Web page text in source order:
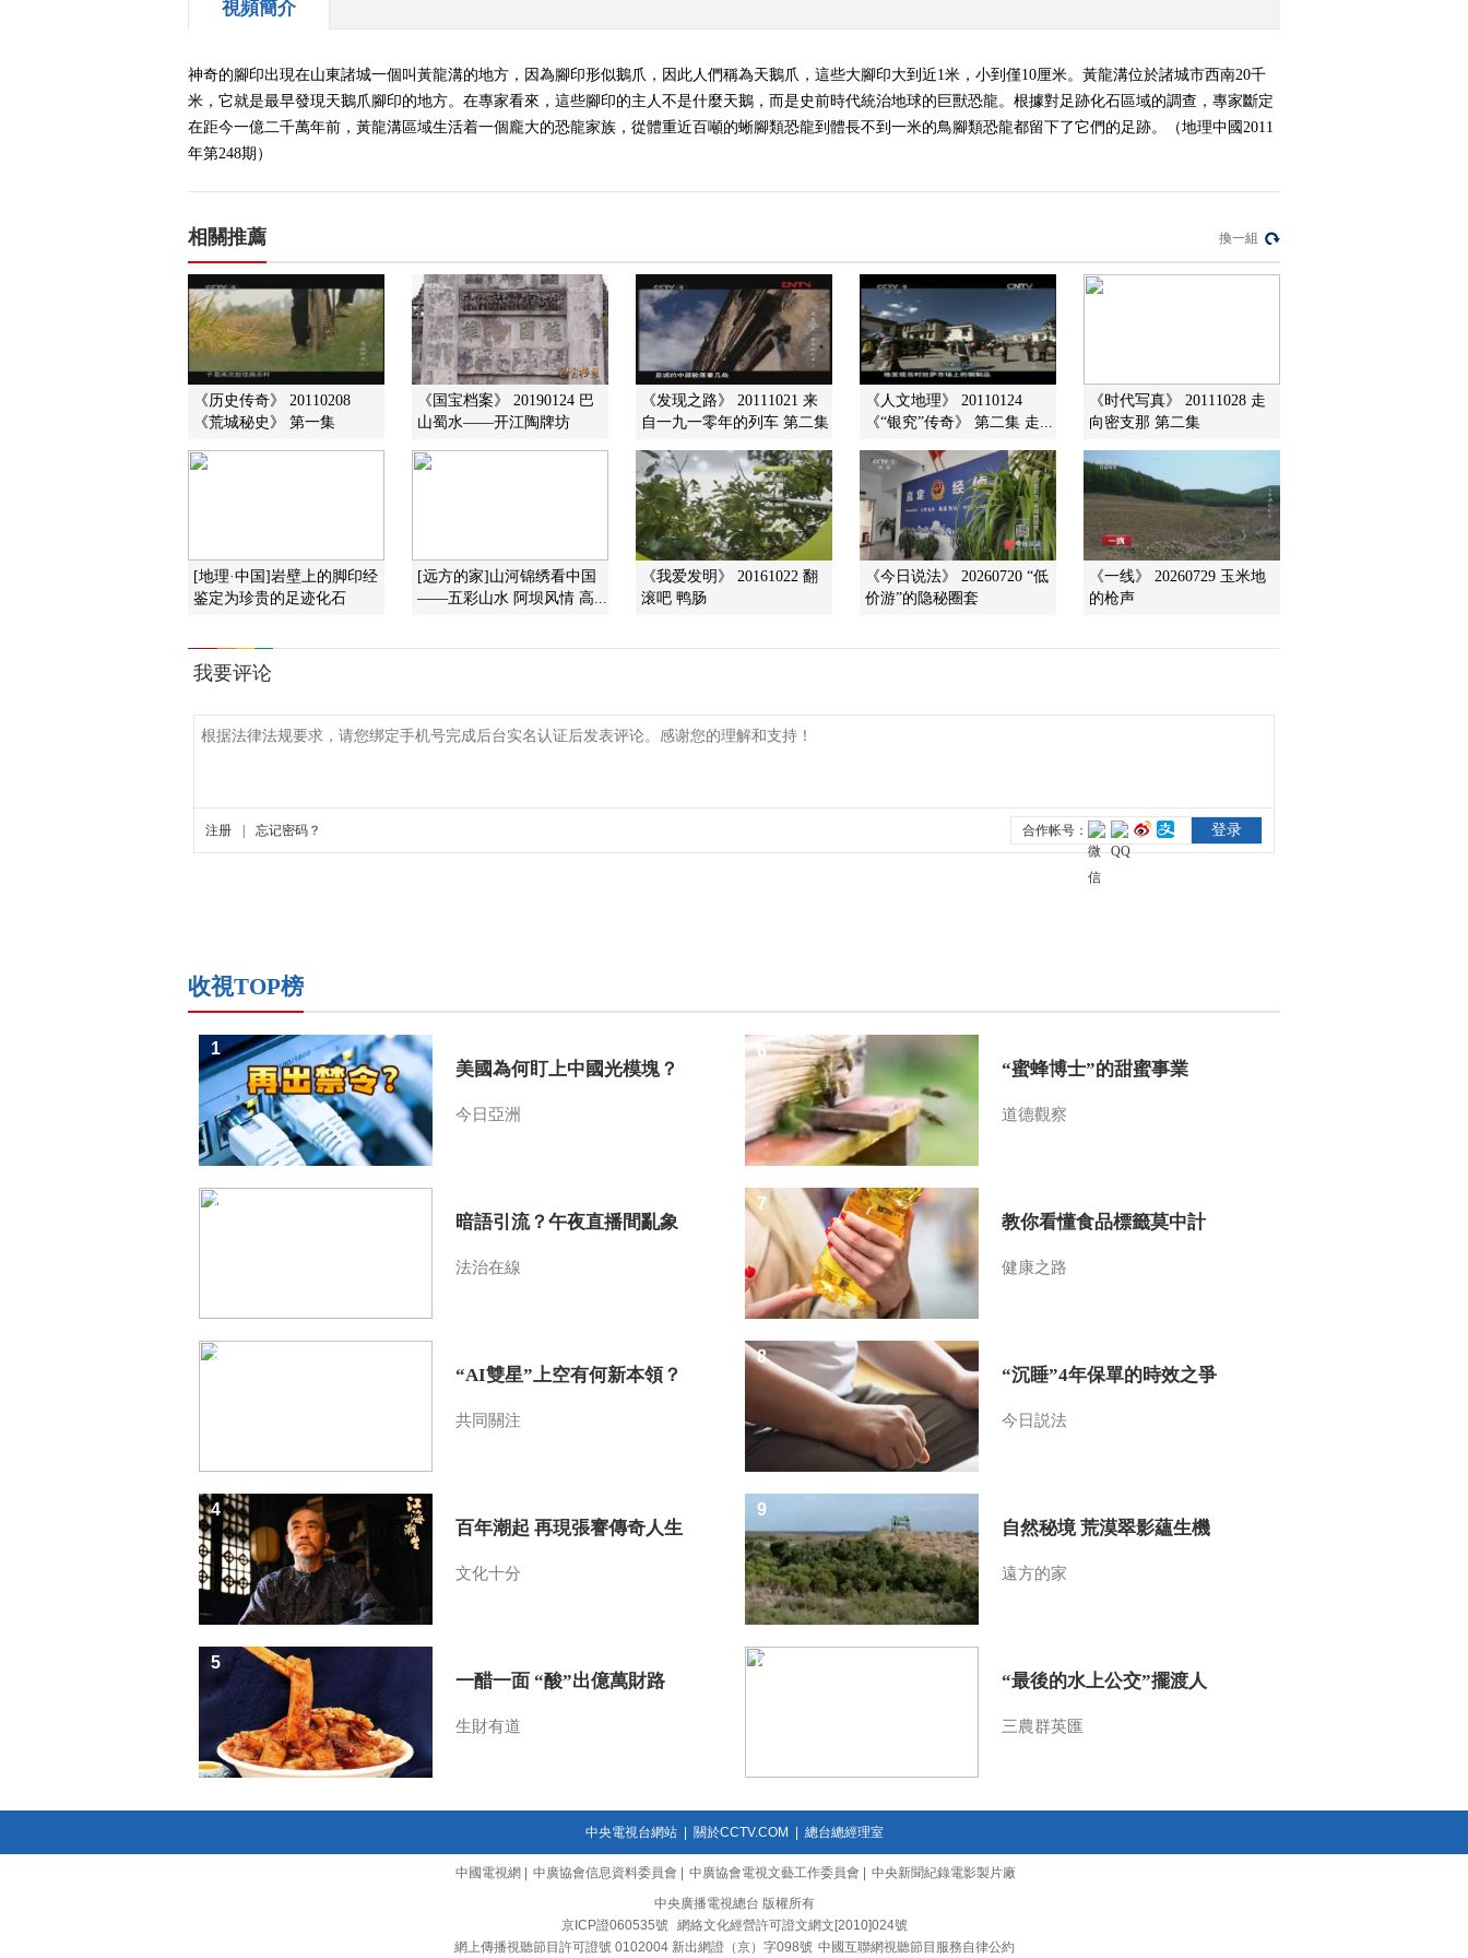
視頻簡介
神奇的腳印出現在山東諸城一個叫黃龍溝的地方，因為腳印形似鵝爪，因此人們稱為天鵝爪，這些大腳印大到近1米，小到僅10厘米。黃龍溝位於諸城市西南20千
米，它就是最早發現天鵝爪腳印的地方。在專家看來，這些腳印的主人不是什麼天鵝，而是史前時代統治地球的巨獸恐龍。根據對足跡化石區域的調查，專家斷定
在距今一億二千萬年前，黃龍溝區域生活着一個龐大的恐龍家族，從體重近百噸的蜥腳類恐龍到體長不到一米的鳥腳類恐龍都留下了它們的足跡。（地理中國2011
年第248期）
相關推薦 換一組
《历史传奇》 20110208
《荒城秘史》 第一集
《国宝档案》 20190124 巴
山蜀水——开江陶牌坊
《发现之路》 20111021 来
自一九一零年的列车 第二集
《人文地理》 20110124
《“银究”传奇》 第二集 走...
《时代写真》 20111028 走
向密支那 第二集
[地理·中国]岩壁上的脚印经
鉴定为珍贵的足迹化石
[远方的家]山河锦绣看中国
——五彩山水 阿坝风情 高...
《我爱发明》 20161022 翻
滚吧 鸭肠
《今日说法》 20260720 “低
价游”的隐秘圈套
《一线》 20260729 玉米地
的枪声
收視TOP榜
美國為何盯上中國光模塊？
今日亞洲
1
暗語引流？午夜直播間亂象
法治在線
2
“AI雙星”上空有何新本領？
共同關注
3
百年潮起 再現張謇傳奇人生
文化十分
4
一醋一面 “酸”出億萬財路
生財有道
5
“蜜蜂博士”的甜蜜事業
道德觀察
6
教你看懂食品標籤莫中計
健康之路
7
“沉睡”4年保單的時效之爭
今日説法
8
自然秘境 荒漠翠影蘊生機
遠方的家
9
“最後的水上公交”擺渡人
三農群英匯
10
中央電視台網站| 關於CCTV.COM 總台總經理室
中國電視網 中廣協會信息資料委員會 中廣協會電視文藝工作委員會
中央新聞紀錄電影製片廠
中央廣播電視總台 版權所有
京ICP證060535號
網絡文化經營許可證文網文[2010]024號
網上傳播視聽節目許可證號 0102004 新出網證（京）字098號 中國互聯網視聽節目服務自律公約